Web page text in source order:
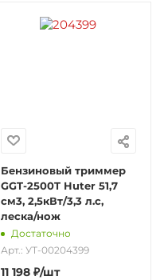
Бензиновый триммер
GGT-2500T Huter 51,7
см3, 2,5кВт/3,3 л.с,
леска/нож
Достаточно
Арт.: УТ-00204399
11 198₽/шт